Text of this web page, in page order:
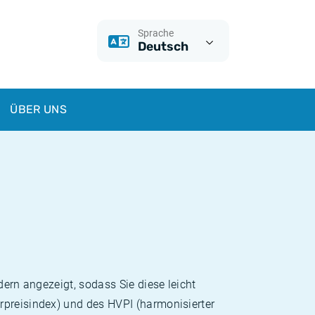
Sprache
Deutsch
ÜBER UNS
angezeigt, sodass Sie diese leicht
und des HVPI (harmonisierter